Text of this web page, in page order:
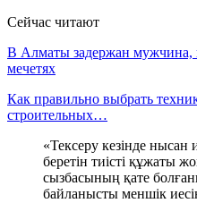
Сейчас читают
В Алматы задержан мужчина,
мечетях
Как правильно выбрать
строительных…
«Тексеру кезінде нысан
беретін тиісті құжаты
сызбасының қате
байланысты меншік